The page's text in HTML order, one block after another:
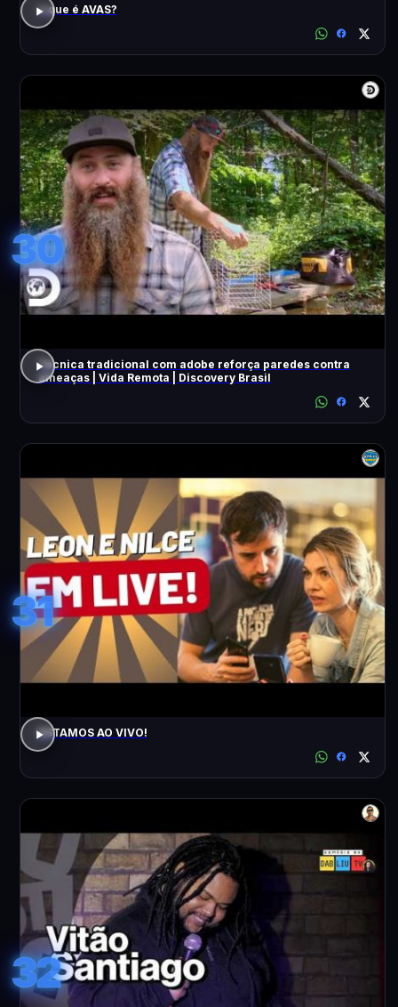
o que é AVAS?
30
Técnica tradicional com adobe reforça paredes contra
ameaças | Vida Remota | Discovery Brasil
31
ESTAMOS AO VIVO!
32